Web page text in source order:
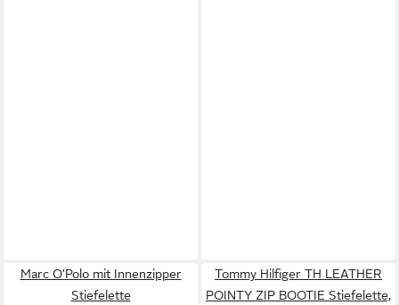
Marc O'Polo mit Innenzipper
Stiefelette
Tommy Hilfiger TH LEATHER
POINTY ZIP BOOTIE Stiefelette,